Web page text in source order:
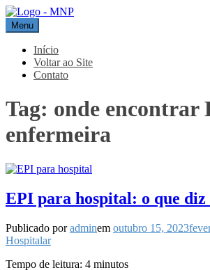
Pular
para
o
conteúdo
MNP
Blog
Menu
Início
Voltar ao Site
Contato
Tag: onde encontrar
enfermeira
EPI para hospital: o que diz
Publicado poradminem outubro 15, 2023
Hospitalar
Tempo de leitura: 4 minutos